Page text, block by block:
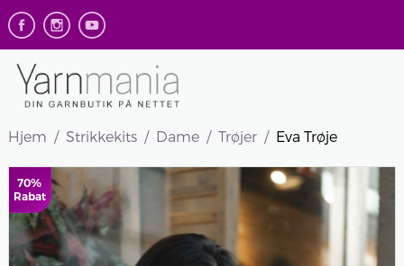
Hjem Strikkekits Dame Trøjer Eva Trøje
70%
Rabat